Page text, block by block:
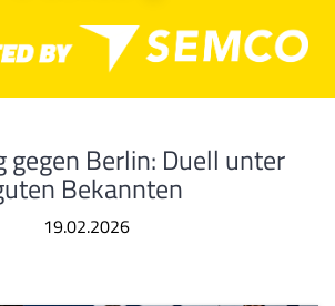
gegen Berlin: Duell unter
Bekannten
19.02.2026